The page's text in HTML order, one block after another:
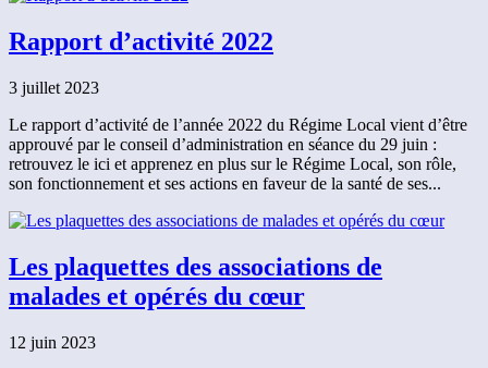
Rapport d’activité 2022
3 juillet 2023
Le rapport d’activité de l’année 2022 du Régime Local vient d’être
approuvé par le conseil d’administration en séance du 29 juin :
retrouvez le ici et apprenez en plus sur le Régime Local, son rôle,
son fonctionnement et ses actions en faveur de la santé de ses...
Les plaquettes des associations de
malades et opérés du cœur
12 juin 2023